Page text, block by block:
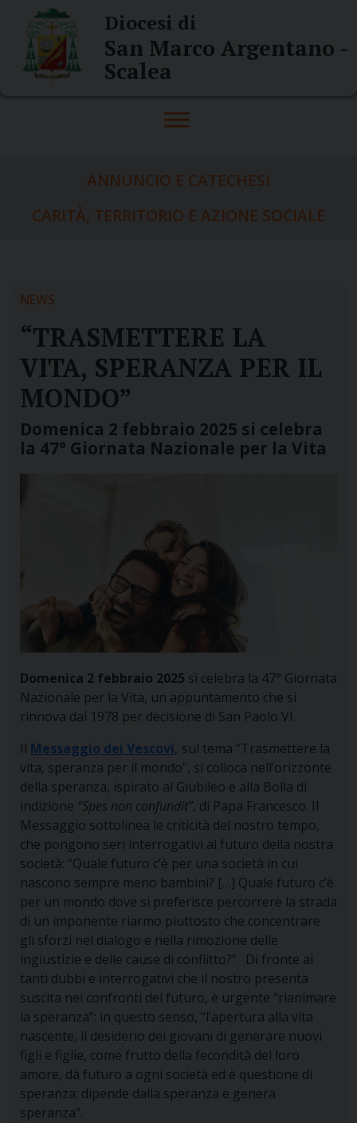
content
Diocesi di
San Marco Argentano -
Scalea
ANNUNCIO E CATECHESI
CARITÀ, TERRITORIO E AZIONE SOCIALE
NEWS
“TRASMETTERE LA
VITA, SPERANZA PER IL
MONDO”
Domenica 2 febbraio 2025 si celebra
la 47° Giornata Nazionale per la Vita
Domenica 2 febbraio 2025 si celebra la 47° Giornata
Nazionale per la Vita, un appuntamento che si
rinnova dal 1978 per decisione di San Paolo VI.
Il Messaggio dei Vescovi, sul tema “Trasmettere la
vita, speranza per il mondo”, si colloca nell’orizzonte
della speranza, ispirato al Giubileo e alla Bolla di
indizione “Spes non confundit”, di Papa Francesco. Il
Messaggio sottolinea le criticità del nostro tempo,
che pongono seri interrogativi al futuro della nostra
società: “Quale futuro c’è per una società in cui
nascono sempre meno bambini? […] Quale futuro c’è
per un mondo dove si preferisce percorrere la strada
di un imponente riarmo piuttosto che concentrare
gli sforzi nel dialogo e nella rimozione delle
ingiustizie e delle cause di conflitto?”. Di fronte ai
tanti dubbi e interrogativi che il nostro presenta
suscita nei confronti del futuro, è urgente “rianimare
la speranza”: in questo senso, “l’apertura alla vita
nascente, il desiderio dei giovani di generare nuovi
figli e figlie, come frutto della fecondità del loro
amore, dà futuro a ogni società ed è questione di
speranza: dipende dalla speranza e genera
speranza”.